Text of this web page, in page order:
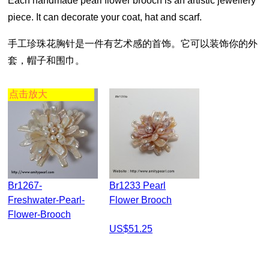
piece. It can decorate your coat, hat and scarf.
手工珍珠花胸针是一件有艺术感的首饰。它可以装饰你的外
套，帽子和围巾。
点击放大
Br1267-
Freshwater-Pearl-
Flower-Brooch
Br1233 Pearl
Flower Brooch
US$51.25